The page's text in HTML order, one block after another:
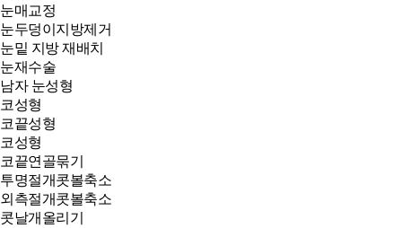
눈매교정
눈두덩이지방제거
눈밑 지방 재배치
눈재수술
남자 눈성형
코성형
코끝성형
코성형
코끝연골묶기
투명절개콧볼축소
외측절개콧볼축소
콧날개올리기